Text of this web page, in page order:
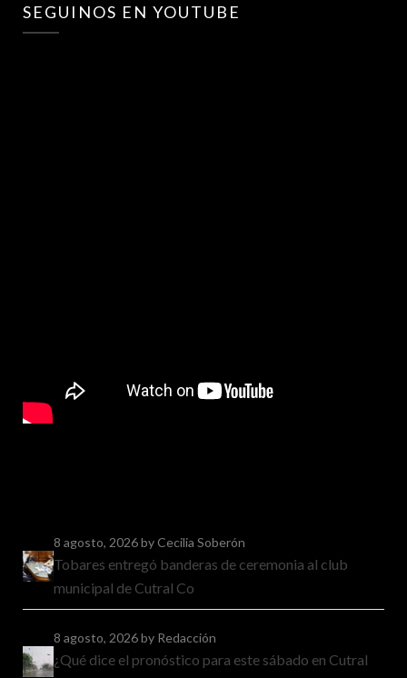
SEGUINOS EN YOUTUBE
8 agosto, 2026by Cecilia Soberón
Tobares entregó banderas de ceremonia al club
municipal de Cutral Co
8 agosto, 2026by Redacción
¿Qué dice el pronóstico para este sábado en Cutral